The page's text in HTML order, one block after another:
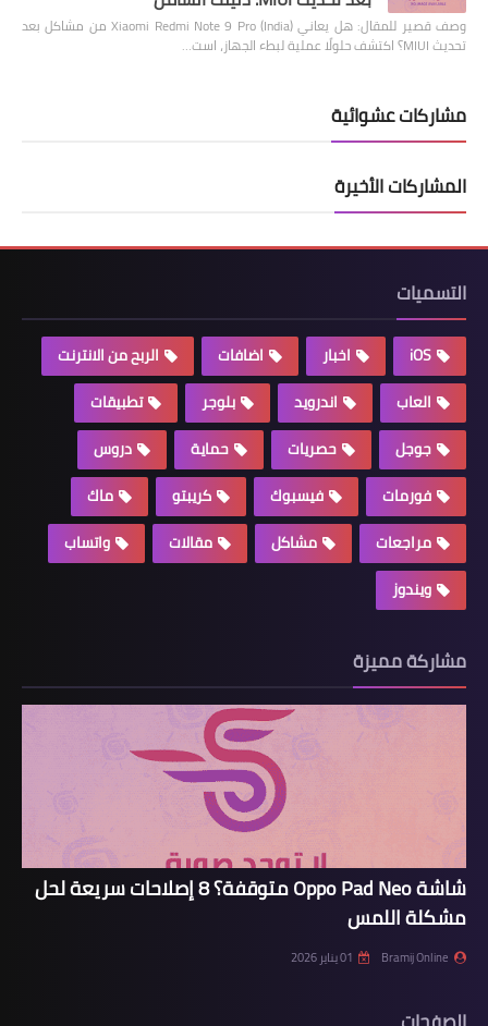
وصف قصير للمقال: هل يعاني Xiaomi Redmi Note 9 Pro (India) من مشاكل بعد
تحديث MIUI؟ اكتشف حلولًا عملية لبطء الجهاز، است…
مشاركات عشوائية
المشاركات الأخيرة
التسميات
iOS اخبار اضافات
الربح من الانترنت
العاب
اندرويد بلوجر
تطبيقات
جوجل
حصريات حماية
دروس
فورمات
فيسبوك كريبتو
ماك
مراجعات
مشاكل مقالات
واتساب
ويندوز
مشاركة مميزة
شاشة Oppo Pad Neo متوقفة؟ 8 إصلاحات سريعة لحل
مشكلة اللمس
Bramij Online 01 يناير 2026